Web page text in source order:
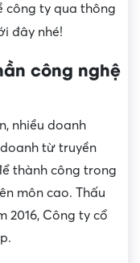
công ty qua thông
đây nhé!
công nghệ
nhiều doanh
từ truyền
thành công trong
môn cao. Thấu
2016, Công ty cổ